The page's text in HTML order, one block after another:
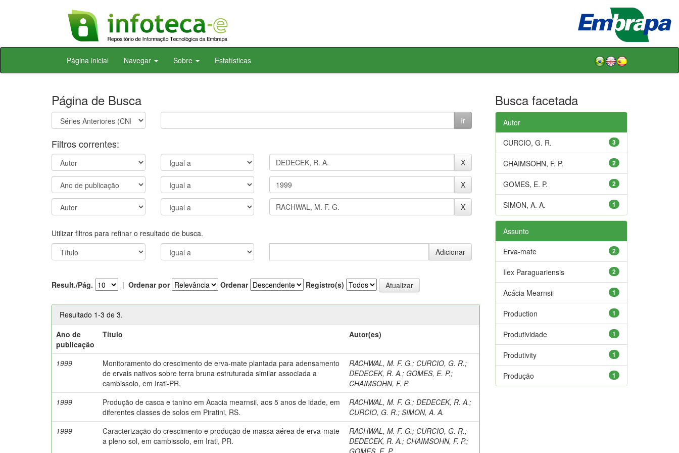
Skip
Página inicial Navegar Sobre Estatísticas
Página de Busca
Filtros correntes:
Utilizar filtros para refinar o resultado de busca.
Result./Pág. | Ordenar por Ordenar Registro(s)
Resultado 1-3 de 3.
Ano de
publicação
Título Autor(es)
1999
Monitoramento do crescimento de erva-mate plantada para adensamento
de ervais nativos sobre terra bruna estruturada similar associada a
cambissolo, em Irati-PR.
RACHWAL, M. F. G.; CURCIO, G. R.;
DEDECEK, R. A.;GOMES, E. P.;
CHAIMSOHN, F. P.
1999
Produção de casca e tanino em Acacia mearnsii, aos 5 anos de idade, em
diferentes classes de solos em Piratini, RS.
RACHWAL, M. F. G.;DEDECEK, R. A.;
CURCIO, G. R.;SIMON, A. A.
1999
Caracterização do crescimento e produção de massa aérea de erva-mate
a pleno sol, em cambissolo, em Irati, PR.
RACHWAL, M. F. G.; CURCIO, G. R.;
DEDECEK, R. A.; CHAIMSOHN, F. P.;
GOMES, E. P.
Busca facetada
Autor
3
CURCIO, G. R.
2
CHAIMSOHN, F. P.
2
GOMES, E. P.
1
SIMON, A. A.
Assunto
2
Erva-mate
2
Ilex Paraguariensis
1
Acácia Mearnsii
1
Production
1
Produtividade
1
Produtivity
1
Produção